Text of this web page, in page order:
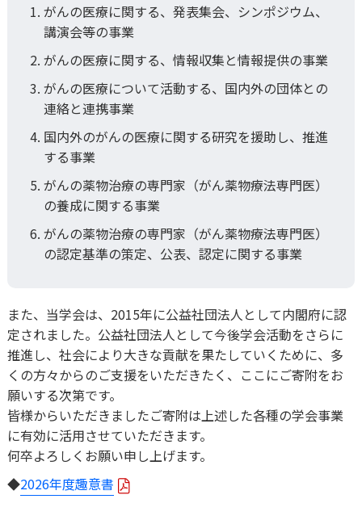
利益相反
個人情報保護方針
情報公開
マークについて
事務局
リンク集
症例実績報告書に
研修カリキュラム
専門医関連Q&A
文献紹介（会員限
がんの医療に関する、発表集会、シンポジウム、
講演会等の事業
がんの医療に関する、情報収集と情報提供の事業
がんの医療について活動する、国内外の団体との
連絡と連携事業
国内外のがんの医療に関する研究を援助し、推進
する事業
がんの薬物治療の専門家（がん薬物療法専門医）
の養成に関する事業
がんの薬物治療の専門家（がん薬物療法専門医）
の認定基準の策定、公表、認定に関する事業
また、当学会は、2015年に公益社団法人として内閣府に認
定されました。公益社団法人として今後学会活動をさらに
推進し、社会により大きな貢献を果たしていくために、多
くの方々からのご支援をいただきたく、ここにご寄附をお
願いする次第です。
皆様からいただきましたご寄附は上述した各種の学会事業
に有効に活用させていただきます。
何卒よろしくお願い申し上げます。
◆2026年度趣意書